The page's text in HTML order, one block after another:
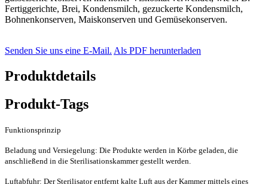
Fertiggerichte, Brei, Kondensmilch, gezuckerte Kondensmilch,
Bohnenkonserven, Maiskonserven und Gemüsekonserven.
Senden Sie uns eine E-Mail. Als PDF herunterladen
Produktdetails
Produkt-Tags
Funktionsprinzip
Beladung und Versiegelung: Die Produkte werden in Körbe geladen, die
anschließend in die Sterilisationskammer gestellt werden.
Luftabfuhr: Der Sterilisator entfernt kalte Luft aus der Kammer mittels eines